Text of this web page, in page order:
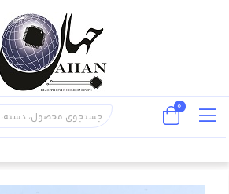
محصولات
کریستال و
0